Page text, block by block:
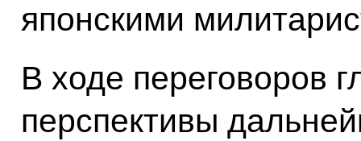
японскими
В ходе переговоров
перспективы